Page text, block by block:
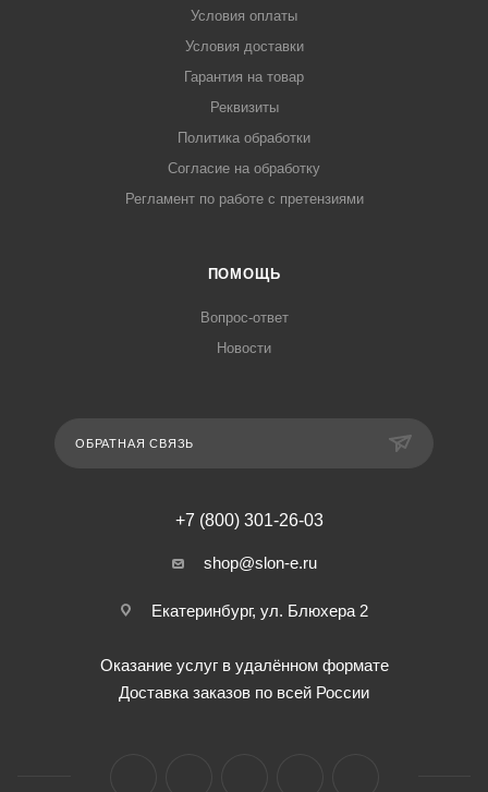
Условия оплаты
Условия доставки
Гарантия на товар
Реквизиты
Политика обработки
Согласие на обработку
Регламент по работе с претензиями
ПОМОЩЬ
Вопрос-ответ
Новости
ОБРАТНАЯ СВЯЗЬ
+7 (800) 301-26-03
shop@slon-e.ru
Екатеринбург, ул. Блюхера 2
Оказание услуг в удалённом формате
Доставка заказов по всей России